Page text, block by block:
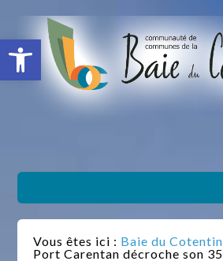
Ouvrir la barre
Vous êtes ici : Baie du Cotentin
Port Carentan décroche son